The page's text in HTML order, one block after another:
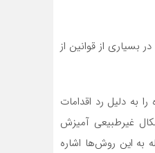
در بسیاری از قوانین از
به دلیل رد اقدامات
غیرطبیعی آمیزش
به این روش‌ها اشاره